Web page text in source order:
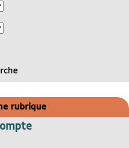
rubrique